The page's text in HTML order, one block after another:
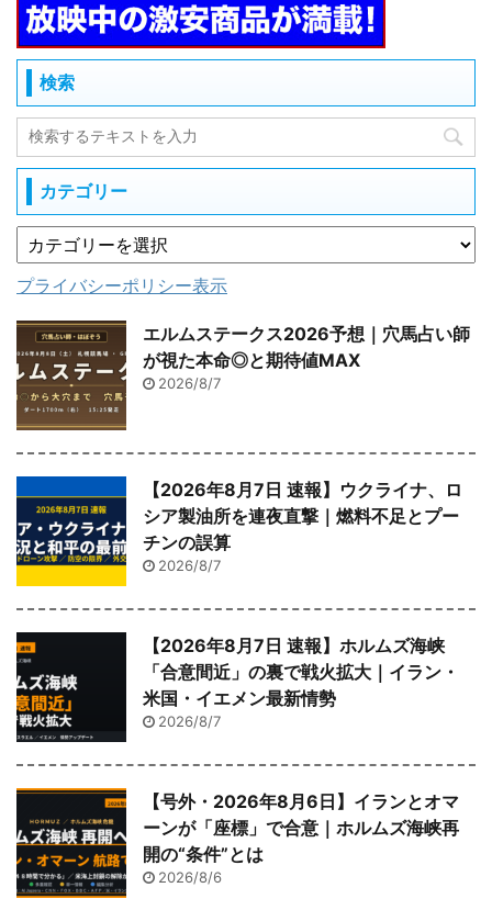
検索
カテゴリー
プライバシーポリシー表示
エルムステークス2026予想｜穴馬占い師
が視た本命◎と期待値MAX
2026/8/7
【2026年8月7日 速報】ウクライナ、ロ
シア製油所を連夜直撃｜燃料不足とプー
チンの誤算
2026/8/7
【2026年8月7日 速報】ホルムズ海峡
「合意間近」の裏で戦火拡大｜イラン・
米国・イエメン最新情勢
2026/8/7
【号外・2026年8月6日】イランとオマ
ーンが「座標」で合意｜ホルムズ海峡再
開の“条件”とは
2026/8/6